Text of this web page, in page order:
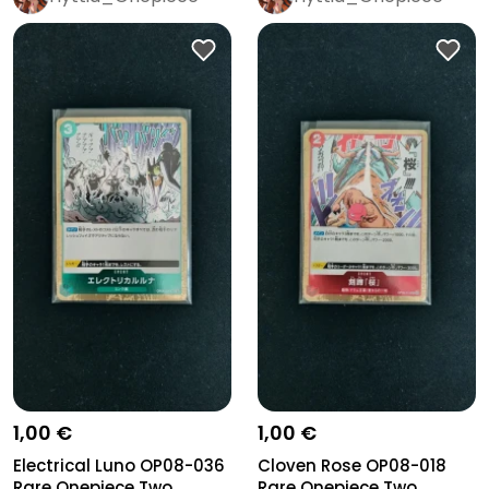
1,00 €
Electrical Luno OP08-036
1,00 €
Cloven Rose OP08-018